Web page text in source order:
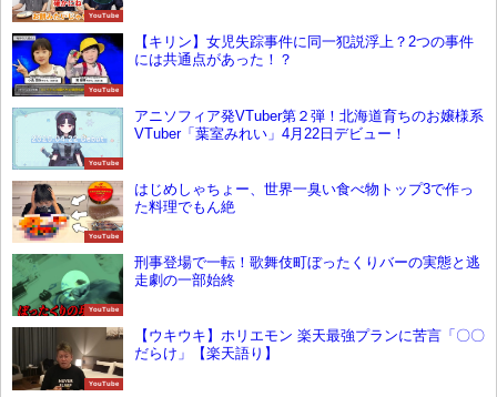
YouTube
YouTube
【キリン】女児失踪事件に同一犯説浮上？2つの事件
には共通点があった！？
YouTube
アニソフィア発VTuber第２弾！北海道育ちのお嬢様系
VTuber「葉室みれい」4月22日デビュー！
YouTube
はじめしゃちょー、世界一臭い食べ物トップ3で作っ
た料理でもん絶
YouTube
刑事登場で一転！歌舞伎町ぼったくりバーの実態と逃
走劇の一部始終
YouTube
【ウキウキ】ホリエモン 楽天最強プランに苦言「〇〇
だらけ」【楽天語り】